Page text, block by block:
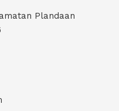
Plandaan